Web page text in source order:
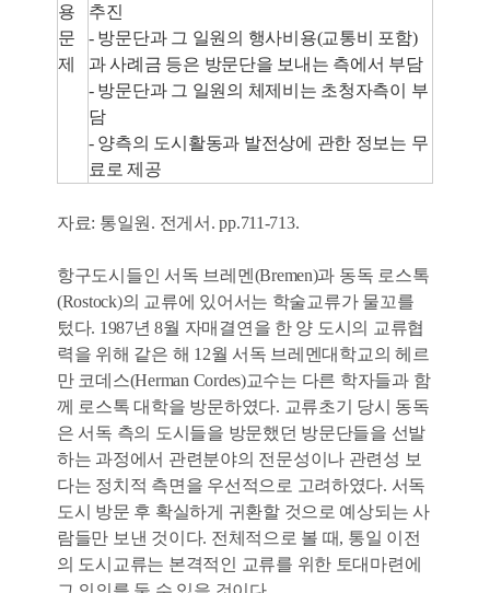
용
문
제
추진
- 방문단과 그 일원의 행사비용(교통비 포함)
과 사례금 등은 방문단을 보내는 측에서 부담
- 방문단과 그 일원의 체제비는 초청자측이 부
담
- 양측의 도시활동과 발전상에 관한 정보는 무
료로 제공
자료: 통일원. 전게서. pp.711-713.
항구도시들인 서독 브레멘(Bremen)과 동독 로스톡
(Rostock)의 교류에 있어서는 학술교류가 물꼬를
텄다. 1987년 8월 자매결연을 한 양 도시의 교류협
력을 위해 같은 해 12월 서독 브레멘대학교의 헤르
만 코데스(Herman Cordes)교수는 다른 학자들과 함
께 로스톡 대학을 방문하였다. 교류초기 당시 동독
은 서독 측의 도시들을 방문했던 방문단들을 선발
하는 과정에서 관련분야의 전문성이나 관련성 보
다는 정치적 측면을 우선적으로 고려하였다. 서독
도시 방문 후 확실하게 귀환할 것으로 예상되는 사
람들만 보낸 것이다. 전체적으로 볼 때, 통일 이전
의 도시교류는 본격적인 교류를 위한 토대마련에